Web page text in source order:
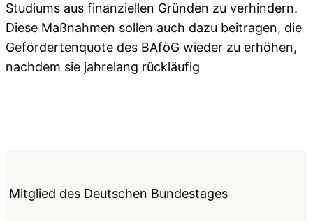
Studiums aus finanziellen Gründen zu verhindern.
Diese Maßnahmen sollen auch dazu beitragen, die
Gefördertenquote des BAföG wieder zu erhöhen,
nachdem sie jahrelang rückläufig
Mitglied des Deutschen Bundestages